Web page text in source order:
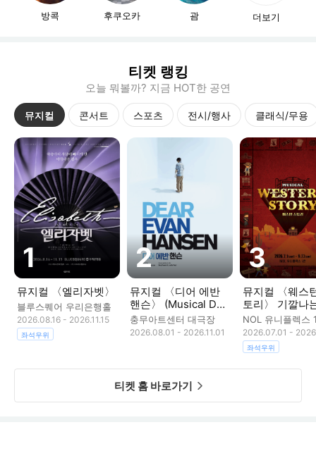
방콕 후쿠오카 괌 더보기
티켓 랭킹
오늘 뭐볼까? 지금 HOT한 공연
뮤지컬 콘서트 스포츠 전시/행사 클래식/무용
뮤지컬 〈엘리자벳〉
블루스퀘어 우리은행홀
2026.08.16 - 2026.11.15
좌석우위
뮤지컬 〈디어 에반
핸슨〉 (Musical Dea
r Evan Hansen)
충무아트센터 대극장
2026.08.01 - 2026.11.01
뮤지컬 〈웨스
토리〉 기깔나
믹 서부극
NOL 유니플렉스
2026.07.01 -
좌석우위
티켓 홈 바로가기